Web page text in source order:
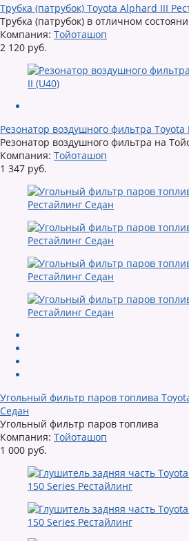
Трубка (патрубок) Toyota Alphard III
Трубка (патрубок) в отличном
Компания: Тойоташоп
2 120 руб.
Резонатор воздушного фильтра
Резонатор воздушного фильтра на
Компания: Тойоташоп
1 347 руб.
Угольный фильтр паров топлива
Седан
Угольный фильтр паров топлива
Компания: Тойоташоп
1 000 руб.